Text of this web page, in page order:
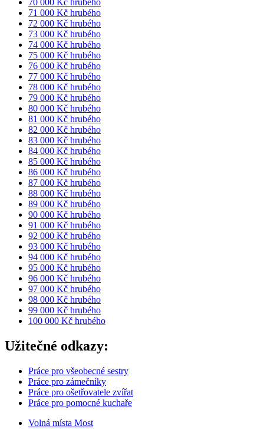
70 000 Kč hrubého
71 000 Kč hrubého
72 000 Kč hrubého
73 000 Kč hrubého
74 000 Kč hrubého
75 000 Kč hrubého
76 000 Kč hrubého
77 000 Kč hrubého
78 000 Kč hrubého
79 000 Kč hrubého
80 000 Kč hrubého
81 000 Kč hrubého
82 000 Kč hrubého
83 000 Kč hrubého
84 000 Kč hrubého
85 000 Kč hrubého
86 000 Kč hrubého
87 000 Kč hrubého
88 000 Kč hrubého
89 000 Kč hrubého
90 000 Kč hrubého
91 000 Kč hrubého
92 000 Kč hrubého
93 000 Kč hrubého
94 000 Kč hrubého
95 000 Kč hrubého
96 000 Kč hrubého
97 000 Kč hrubého
98 000 Kč hrubého
99 000 Kč hrubého
100 000 Kč hrubého
Užitečné odkazy:
Práce pro všeobecné sestry
Práce pro zámečníky
Práce pro ošetřovatele zvířat
Práce pro pomocné kuchaře
Volná místa Most